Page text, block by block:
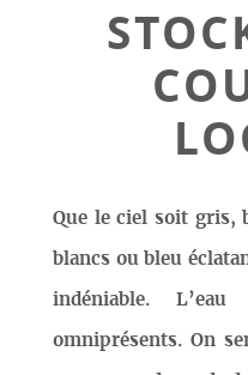
Que le ciel soit gris,
blancs ou bleu
indéniable.
omniprésents. On